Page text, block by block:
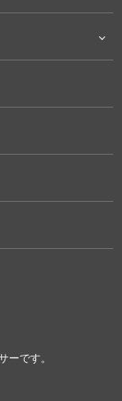
ーです。